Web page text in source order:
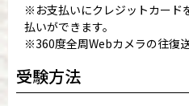
※お支払いにクレジットカード
払いができます。
※360度全周Webカメラの往復
受験方法